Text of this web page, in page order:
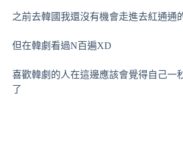
之前去韓國我還沒有機會走進去紅通通
但在韓劇看過N百遍XD
喜歡韓劇的人在這邊應該會覺得自己一
了